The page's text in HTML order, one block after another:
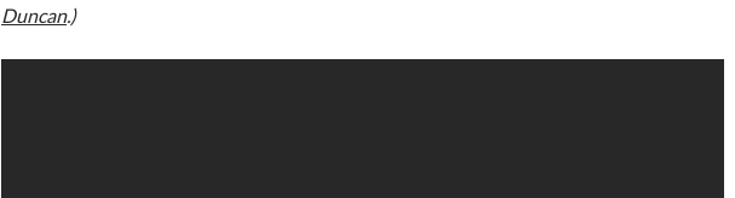
Duncan.)